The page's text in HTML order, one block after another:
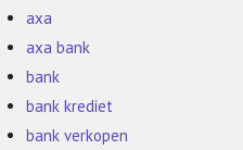
axa
axa bank
bank
bank krediet
bank verkopen